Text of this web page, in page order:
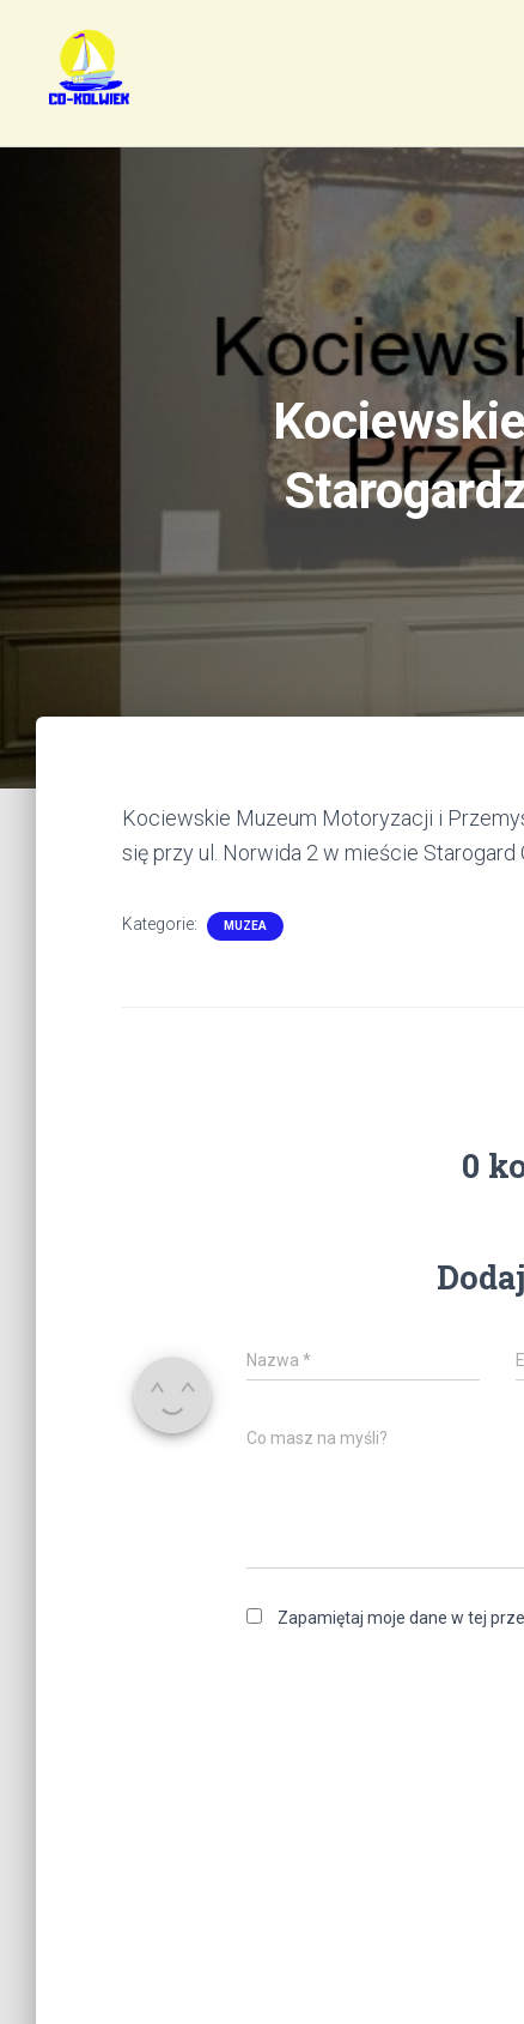
Kociewskie Muzeum Motoryzacji i
się przy ul. Norwida 2 w mieście Starogard
Kategorie: MUZEA
0
Nazwa *
Co masz na myśli?
Zapamiętaj moje dane w tej